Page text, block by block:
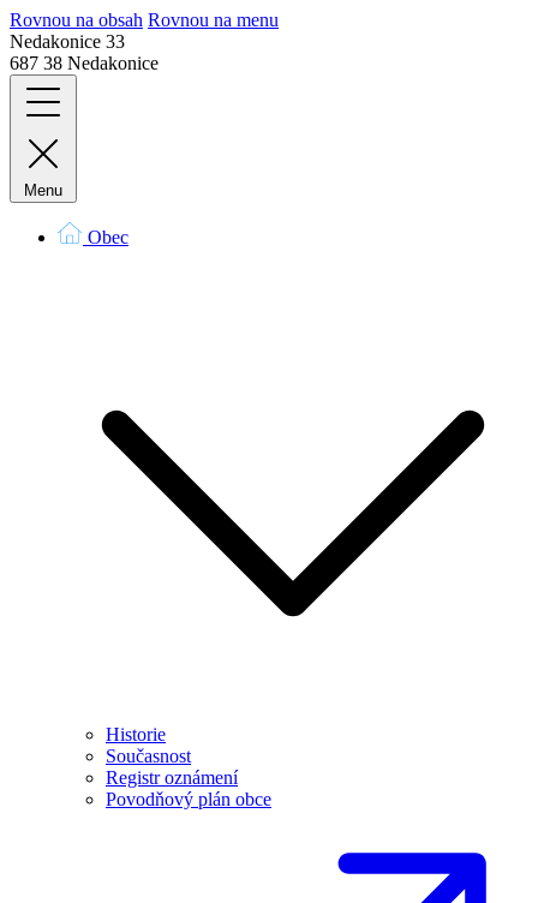
Rovnou na obsah Rovnou na menu
Nedakonice 33
687 38 Nedakonice
Menu
Obec
Historie
Současnost
Registr oznámení
Povodňový plán obce